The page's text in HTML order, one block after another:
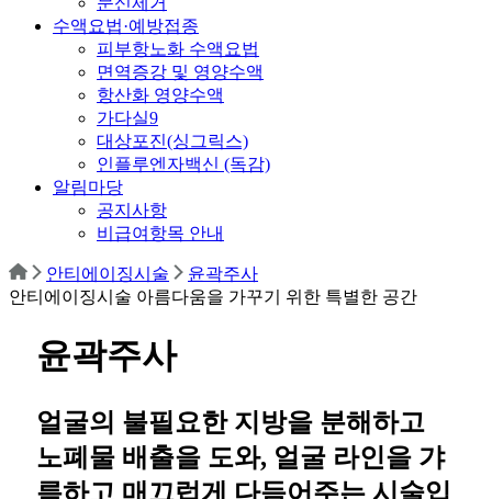
수액요법·예방접종
피부항노화 수액요법
면역증강 및 영양수액
항산화 영양수액
가다실9
대상포진(싱그릭스)
인플루엔자백신 (독감)
알림마당
공지사항
비급여항목 안내
안티에이징시술
윤곽주사
안티에이징시술 아름다움을 가꾸기 위한 특별한 공간
윤곽주사
얼굴의 불필요한 지방을 분해하고
노폐물 배출을 도와, 얼굴 라인을 갸
름하고 매끄럽게 다듬어주는 시술입